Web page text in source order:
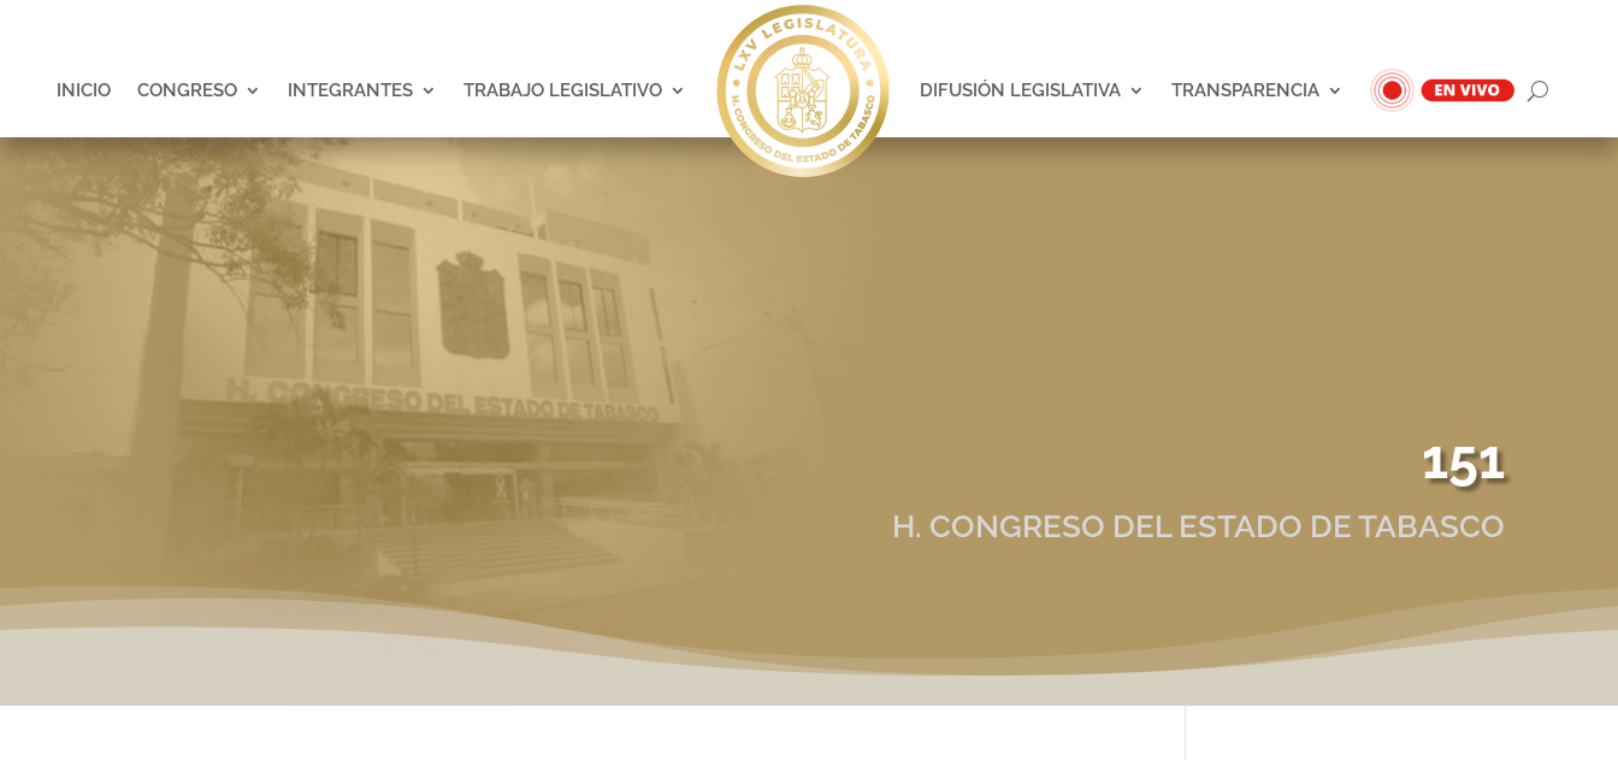
INICIO CONGRESO INTEGRANTES TRABAJO LEGISLATIVO DIFUSIÓN LEGISLATIVA TRANSPARENCIA
151
H. CONGRESO DEL ESTADO DE TABASCO